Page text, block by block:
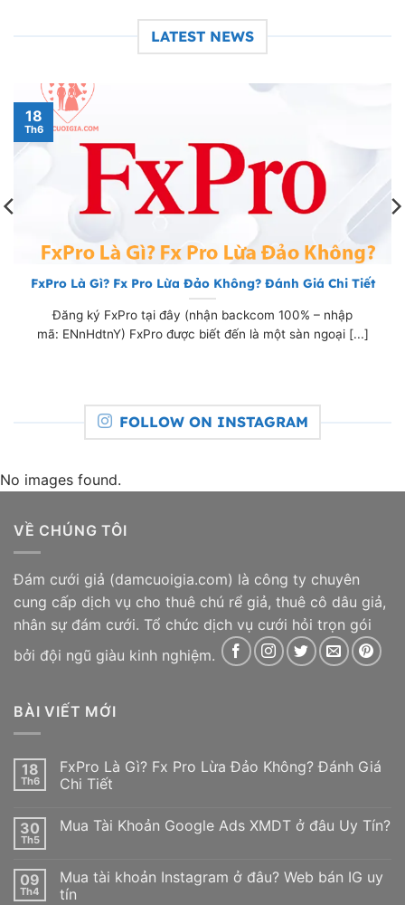
LATEST NEWS
FxPro Là Gì? Fx Pro Lừa Đảo Không? Đánh Giá Chi Tiết
Đăng ký FxPro tại đây (nhận backcom 100% – nhập
mã: ENnHdtnY) FxPro được biết đến là một sàn ngoại [...]
18
Th6
FOLLOW ON INSTAGRAM
No images found.
VỀ CHÚNG TÔI
Đám cưới giả (damcuoigia.com) là công ty chuyên
cung cấp dịch vụ cho thuê chú rể giả, thuê cô dâu giả,
nhân sự đám cưới. Tổ chức dịch vụ cưới hỏi trọn gói
bởi đội ngũ giàu kinh nghiệm.
BÀI VIẾT MỚI
18
Th6
FxPro Là Gì? Fx Pro Lừa Đảo Không? Đánh Giá
Chi Tiết
bình
Là
Gì?
Fx
30
Th5
Mua Tài Khoản Google Ads XMDT ở đâu Uy Tín?
luận
ở
Mua
09
Th4
Mua tài khoản Instagram ở đâu? Web bán IG uy
tín